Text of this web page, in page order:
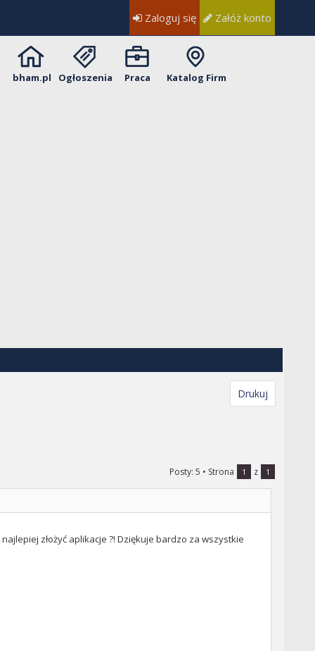
Zaloguj się Załóż konto
bham.pl Ogłoszenia Praca Katalog Firm
Drukuj
Posty: 5 • Strona 1 z 1
złożyć aplikacje ?! Dziękuje bardzo za wszystkie